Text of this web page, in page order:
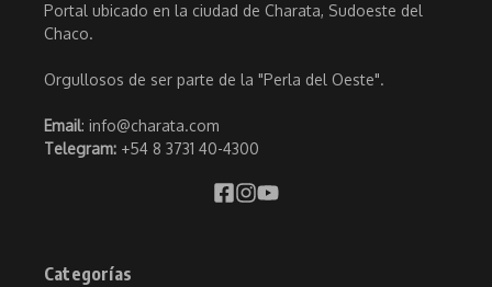
Portal ubicado en la ciudad de Charata, Sudoeste del
Chaco.
Orgullosos de ser parte de la "Perla del Oeste".
Email: info@charata.com
Telegram: +54 8 3731 40-4300
Categorías